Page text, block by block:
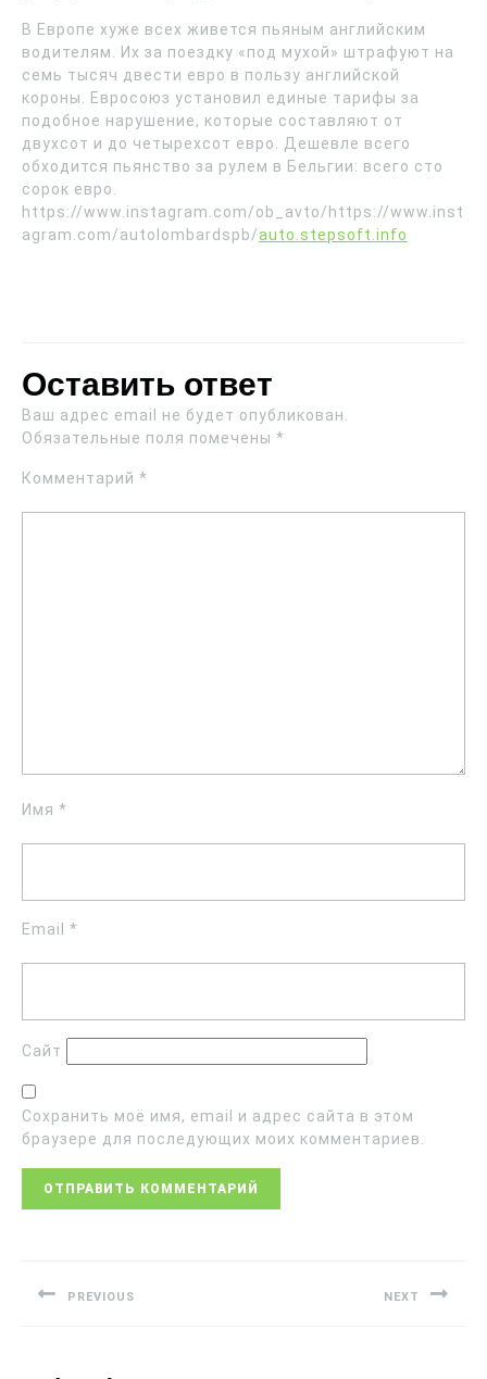
В Европе хуже всех живется пьяным английским
водителям. Их за поездку «под мухой» штрафуют на
семь тысяч двести евро в пользу английской
короны. Евросоюз установил единые тарифы за
подобное нарушение, которые составляют от
двухсот и до четырехсот евро. Дешевле всего
обходится пьянство за рулем в Бельгии: всего сто
сорок евро.
https://www.instagram.com/ob_avto/https://www.inst
agram.com/autolombardspb/auto.stepsoft.info
Оставить ответ
Ваш адрес email не будет опубликован.
Обязательные поля помечены *
Комментарий *
Имя *
Email *
Сайт
Сохранить моё имя, email и адрес сайта в этом
браузере для последующих моих комментариев.
PREVIOUS NEXT